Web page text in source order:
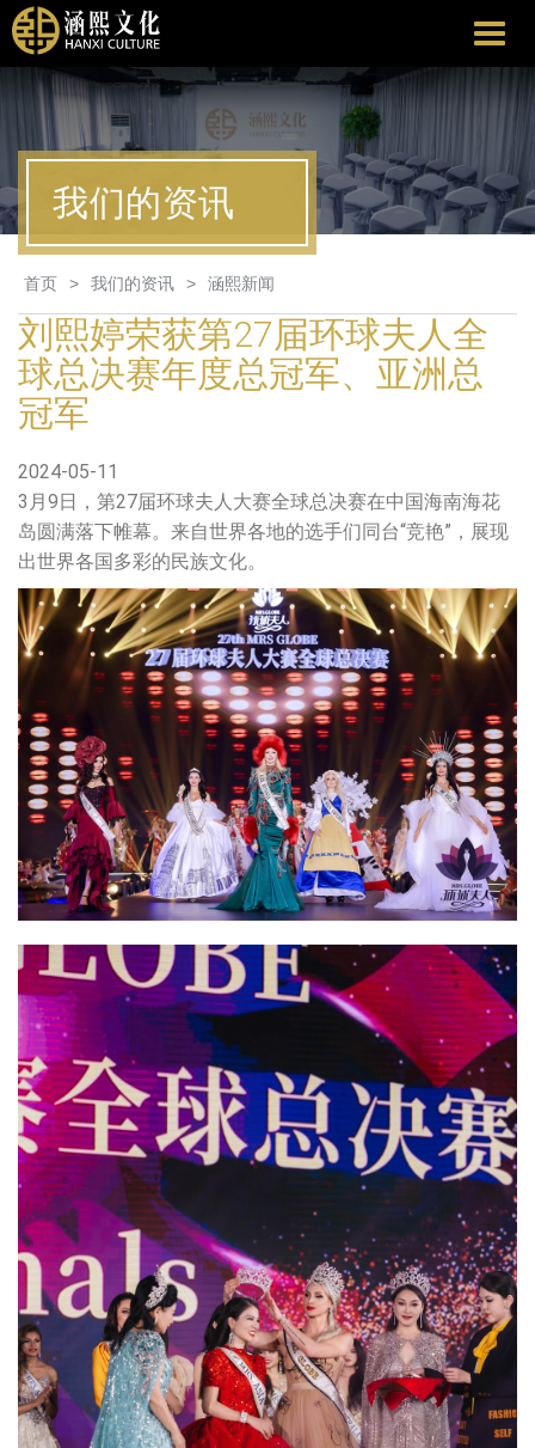
涵
化
我们的资讯
首页 > 我们的资讯 > 涵熙新闻
刘熙婷荣获第27届环球夫人全
球总决赛年度总冠军、亚洲总
冠军
2024-05-11
3月9日，第27届环球夫人大赛全球总决赛在中国海南海花
岛圆满落下帷幕。来自世界各地的选手们同台“竞艳”，展现
出世界各国多彩的民族文化。